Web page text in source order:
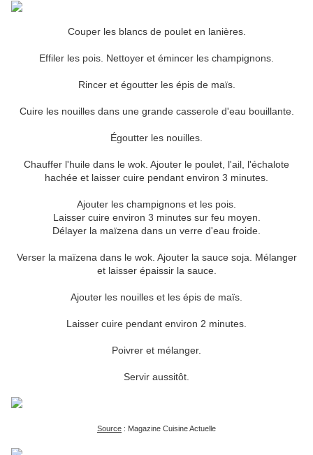
Couper les blancs de poulet en lanières.
Effiler les pois. Nettoyer et émincer les champignons.
Rincer et égoutter les épis de maïs.
Cuire les nouilles dans une grande casserole d'eau bouillante.
Égoutter les nouilles.
Chauffer l'huile dans le wok. Ajouter le poulet, l'ail, l'échalote
hachée et laisser cuire pendant environ 3 minutes.
Ajouter les champignons et les pois.
Laisser cuire environ 3 minutes sur feu moyen.
Délayer la maïzena dans un verre d'eau froide.
Verser la maïzena dans le wok. Ajouter la sauce soja. Mélanger
et laisser épaissir la sauce.
Ajouter les nouilles et les épis de maïs.
Laisser cuire pendant environ 2 minutes.
Poivrer et mélanger.
Servir aussitôt.
Source : Magazine Cuisine Actuelle